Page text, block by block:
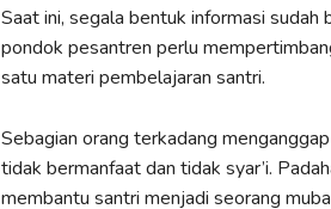
Saat ini, segala bentuk informasi
pondok pesantren perlu
satu materi pembelajaran santri.
Sebagian orang terkadang
tidak bermanfaat dan tidak syar’i.
membantu santri menjadi seorang